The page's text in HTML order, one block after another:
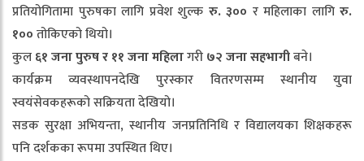
प्रतियोगितामा पुरुषका लागि प्रवेश शुल्क रु. ३०० र महिलाका लागि रु.
१००तोकिएको थियो।
कुल६१जनापुरुषर११जनामहिलागरी७२जनासहभागीबने।
कार्यक्रम व्यवस्थापनदेखि पुरस्कार वितरणसम्म स्थानीय युवा
स्वयंसेवकहरूको सक्रियता देखियो।
सडक सुरक्षा अभियन्ता, स्थानीय जनप्रतिनिधि र विद्यालयका शिक्षकहरू
पनि दर्शकका रूपमा उपस्थित थिए।